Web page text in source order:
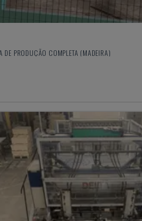
PRODUÇÃO COMPLETA (MADEIRA)